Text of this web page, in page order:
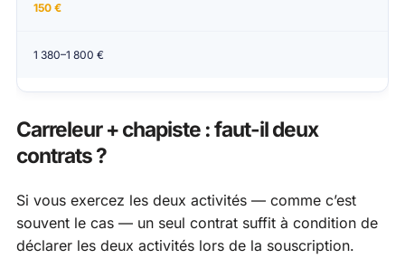
150 €
1 380–1 800 €
Carreleur + chapiste : faut-il deux
contrats ?
Si vous exercez les deux activités — comme c’est
souvent le cas — un seul contrat suffit à condition de
déclarer les deux activités lors de la souscription.